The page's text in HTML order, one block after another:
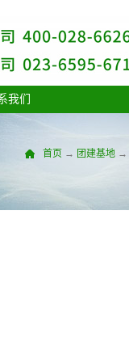
我们
首页 → 团建基地 →